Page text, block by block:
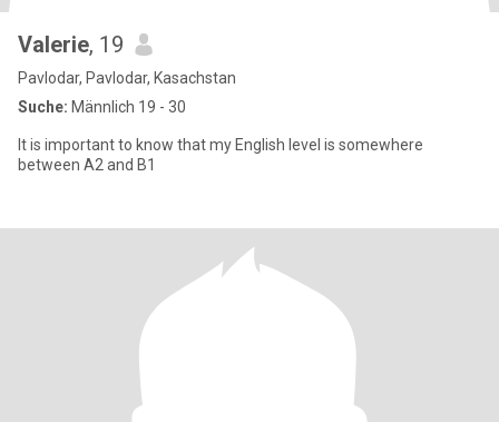
Valerie, 19
Pavlodar, Pavlodar, Kasachstan
Suche: Männlich 19 - 30
It is important to know that my English level is somewhere
between A2 and B1